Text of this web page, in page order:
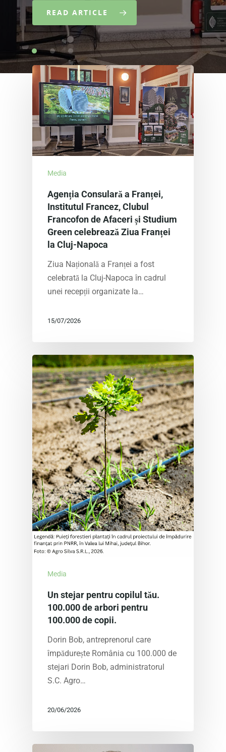
READ ARTICLE
Media
Agenția Consulară a Franței,
Institutul Francez, Clubul
Francofon de Afaceri și Studium
Green celebrează Ziua Franței
la Cluj-Napoca
Ziua Națională a Franței a fost
celebrată la Cluj-Napoca în cadrul
unei recepții organizate la…
15/07/2026
Media
Un stejar pentru copilul tău.
100.000 de arbori pentru
100.000 de copii.
Dorin Bob, antreprenorul care
împădurește România cu 100.000 de
stejari Dorin Bob, administratorul
S.C. Agro…
20/06/2026